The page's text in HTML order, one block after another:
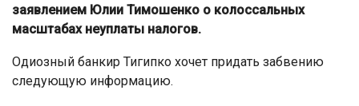
заявлением Юлии Тимошенко о колоссальных
масштабах неуплаты налогов.
Одиозный банкир Тигипко хочет придать забвению
следующую информацию.